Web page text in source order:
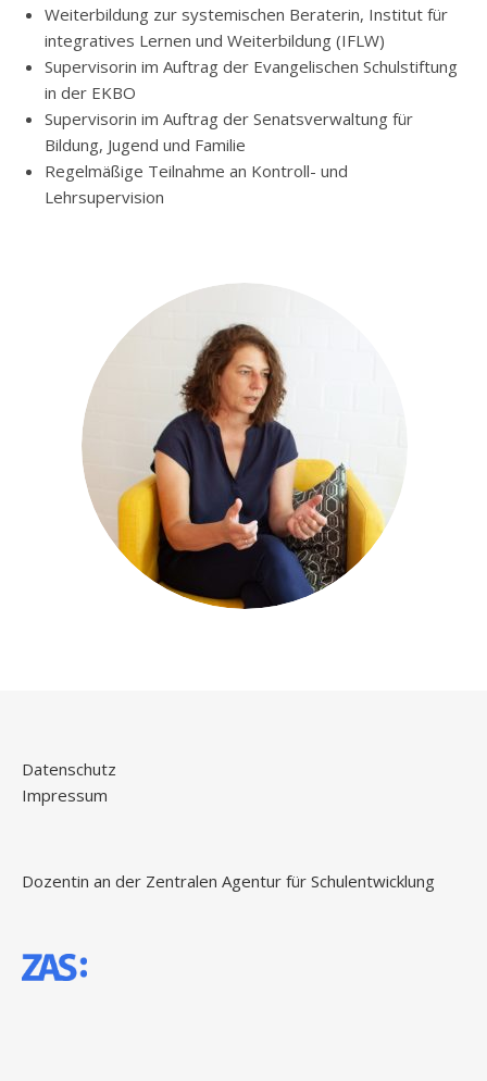
Weiterbildung zur systemischen Beraterin, Institut für
integratives Lernen und Weiterbildung (IFLW)
Supervisorin im Auftrag der Evangelischen Schulstiftung
in der EKBO
Supervisorin im Auftrag der Senatsverwaltung für
Bildung, Jugend und Familie
Regelmäßige Teilnahme an Kontroll- und
Lehrsupervision
Datenschutz
Impressum
Dozentin an der Zentralen Agentur für Schulentwicklung